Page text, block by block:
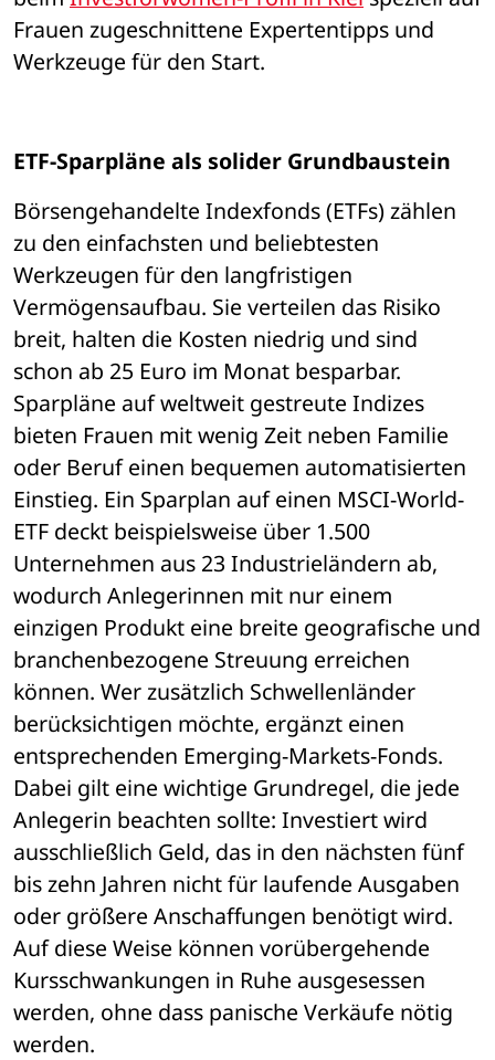
Frauen zugeschnittene Expertentipps und
Werkzeuge für den Start.
ETF-Sparpläne als solider Grundbaustein
Börsengehandelte Indexfonds (ETFs) zählen
zu den einfachsten und beliebtesten
Werkzeugen für den langfristigen
Vermögensaufbau. Sie verteilen das Risiko
breit, halten die Kosten niedrig und sind
schon ab 25 Euro im Monat besparbar.
Sparpläne auf weltweit gestreute Indizes
bieten Frauen mit wenig Zeit neben Familie
oder Beruf einen bequemen automatisierten
Einstieg. Ein Sparplan auf einen MSCI-World-
ETF deckt beispielsweise über 1.500
Unternehmen aus 23 Industrieländern ab,
wodurch Anlegerinnen mit nur einem
einzigen Produkt eine breite geografische und
branchenbezogene Streuung erreichen
können. Wer zusätzlich Schwellenländer
berücksichtigen möchte, ergänzt einen
entsprechenden Emerging-Markets-Fonds.
Dabei gilt eine wichtige Grundregel, die jede
Anlegerin beachten sollte: Investiert wird
ausschließlich Geld, das in den nächsten fünf
bis zehn Jahren nicht für laufende Ausgaben
oder größere Anschaffungen benötigt wird.
Auf diese Weise können vorübergehende
Kursschwankungen in Ruhe ausgesessen
werden, ohne dass panische Verkäufe nötig
werden.